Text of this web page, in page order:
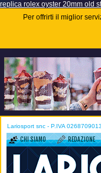
replica rolex oyster 20mm old
Per offrirti il miglior
Lariosport snc - P.IVA
CHI SIAMO REDAZIONE